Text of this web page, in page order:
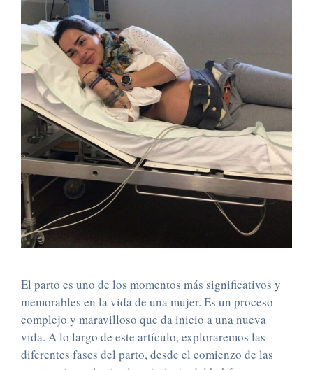
El parto es uno de los momentos más significativos y
memorables en la vida de una mujer. Es un proceso
complejo y maravilloso que da inicio a una nueva
vida. A lo largo de este artículo, exploraremos las
diferentes fases del parto, desde el comienzo de las